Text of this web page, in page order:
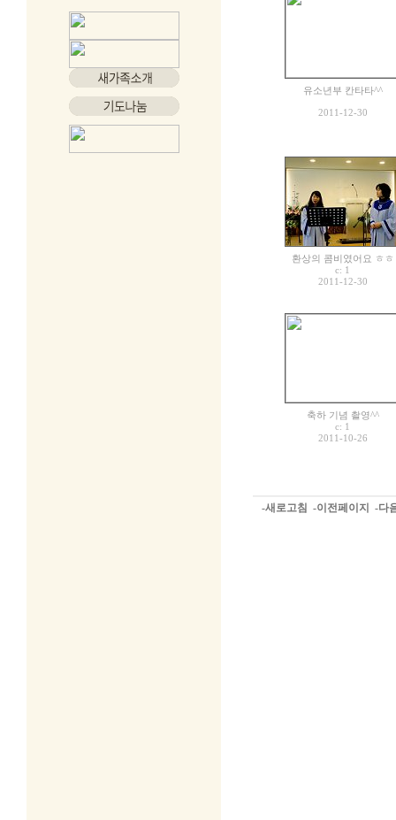
유소년부 칸타타^^
2011-12-30
환상의 콤비였어요 ㅎㅎ
c: 1
2011-12-30
축하 기념 촬영^^
c: 1
2011-10-26
-새로고침 -이전페이지 -다